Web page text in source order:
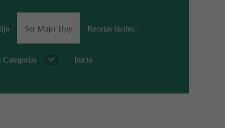
Ser Mujer Hoy Recetas fáciles
Categorías Inicio